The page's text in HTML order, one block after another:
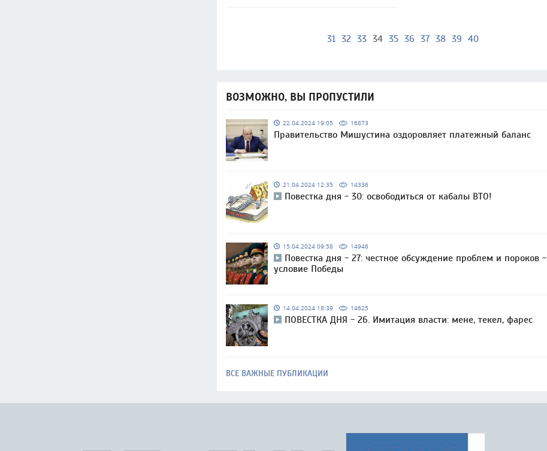
31 32 33 34 35 36 37 38 39 40
ВОЗМОЖНО, ВЫ ПРОПУСТИЛИ
22.04.2024 19:05 16873
Правительство Мишустина оздоровляет платежный баланс
21.04.2024 12:35 14336
Повестка дня - 30: освободиться от кабалы ВТО!
15.04.2024 09:58 14948
Повестка дня - 27: честное обсуждение проблем и пороков -
условие Победы
14.04.2024 18:39 14625
ПОВЕСТКА ДНЯ - 26. Имитация власти: мене, текел, фарес
ВСЕ ВАЖНЫЕ ПУБЛИКАЦИИ